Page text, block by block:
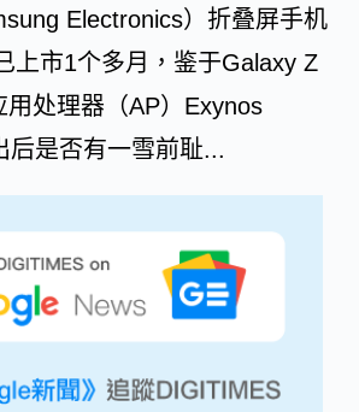
Electronics）折叠屏手机
上市1个多月，鉴于Galaxy Z
用处理器（AP）Exynos
后是否有一雪前耻...